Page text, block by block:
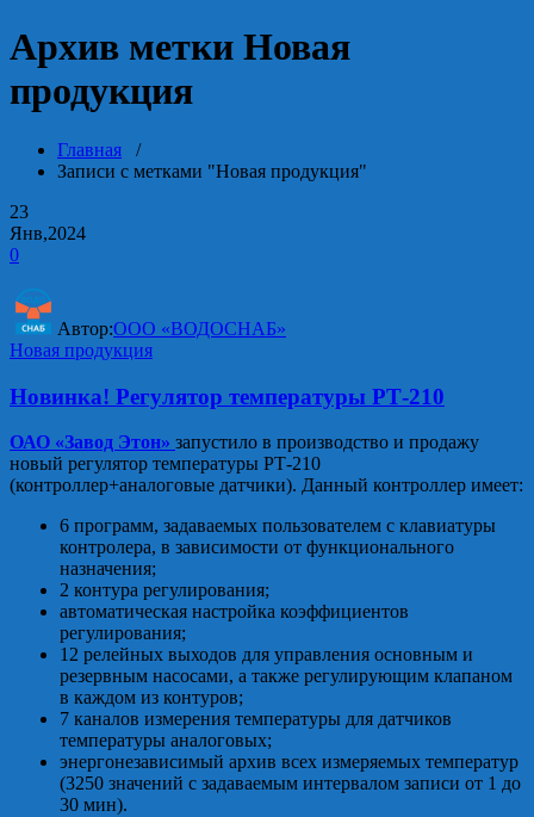
Архив метки Новая
продукция
Главная /
Записи с метками "Новая продукция"
23
Янв,2024
0
Автор:ООО «ВОДОСНАБ»
Новая продукция
Новинка! Регулятор температуры РТ-210
ОАО «Завод Этон» запустило в производство и продажу
новый регулятор температуры РТ-210
(контроллер+аналоговые датчики). Данный контроллер имеет:
6 программ, задаваемых пользователем с клавиатуры
контролера, в зависимости от функционального
назначения;
2 контура регулирования;
автоматическая настройка коэффициентов
регулирования;
12 релейных выходов для управления основным и
резервным насосами, а также регулирующим клапаном
в каждом из контуров;
7 каналов измерения температуры для датчиков
температуры аналоговых;
энергонезависимый архив всех измеряемых температур
(3250 значений с задаваемым интервалом записи от 1 до
30 мин).